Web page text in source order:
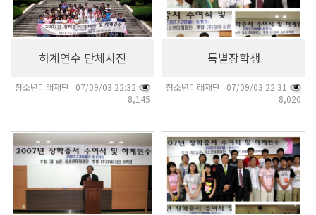
하계연수 단체사진
청소년미래재단 07/09/03 22:32
8,145
특별장학생
청소년미래재단 07/09/03 22:31
8,020
7,877 7,612